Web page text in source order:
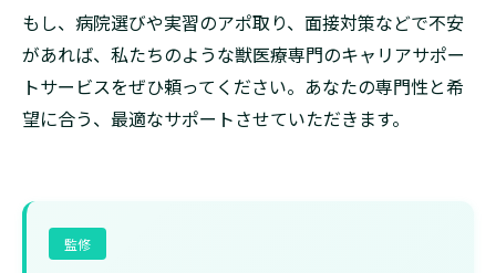
もし、病院選びや実習のアポ取り、面接対策などで不安
があれば、私たちのような獣医療専門のキャリアサポー
トサービスをぜひ頼ってください。あなたの専門性と希
望に合う、最適なサポートさせていただきます。
監修